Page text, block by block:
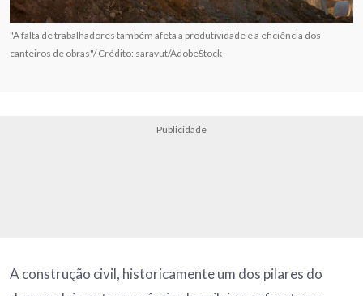
"A falta de trabalhadores também afeta a produtividade e a eficiência dos
canteiros de obras"/ Crédito: saravut/AdobeStock
Publicidade
A construção civil, historicamente um dos pilares do